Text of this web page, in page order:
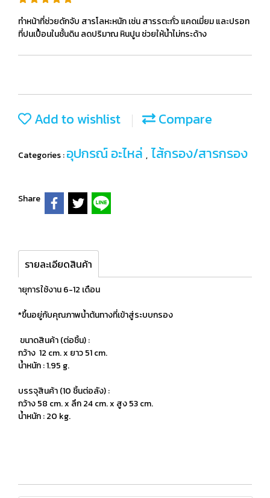
ทำหน้าที่ช่วยดักจับ สารโลหะหนัก เช่น สารรตะกั่ว แคดเมี่ยม และปรอท
ที่ปนเปื้อนในชั้นดิน ลดปริมาณ หินปูน ช่วยให้น้ำไม่กระด้าง
Add to wishlist Compare
Categories :อุปกรณ์ อะไหล่ , ไส้กรอง/สารกรอง
Share
รายละเอียดสินค้า
ายุการใช้งาน 6-12 เดือน
*ขึ้นอยู่กับคุณภาพน้ำต้นทางที่เข้าสู่ระบบกรอง
ขนาดสินค้า (ต่อชิ้น) :
กว้าง 12 cm. x ยาว 51 cm.
น้ำหนัก : 1.95 g.
บรรจุสินค้า (10 ชิ้นต่อลัง) :
กว้าง 58 cm. x ลึก 24 cm. x สูง 53 cm.
น้ำหนัก : 20 kg.